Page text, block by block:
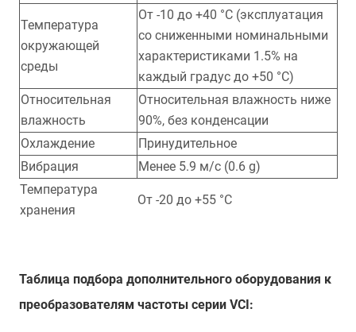
Температура
окружающей
среды
От -10 до +40 °С (эксплуатация
со сниженными номинальными
характеристиками 1.5% на
каждый градус до +50 °С)
Относительная
влажность
Относительная влажность ниже
90%, без конденсации
Охлаждение
Принудительное
Вибрация
Менее 5.9 м/с (0.6 g)
Температура
хранения
От -20 до +55 °С
Таблица подбора дополнительного оборудования к
преобразователям частоты серии VCI: